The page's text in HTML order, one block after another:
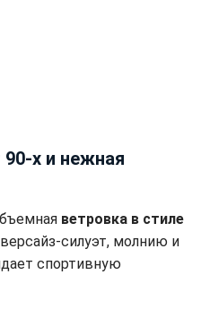
90-х и нежная
ветровка в стиле
силуэт, молнию и
спортивную